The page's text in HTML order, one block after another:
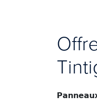
𝗣𝗮𝗻𝗻𝗲𝗮𝘂𝘅